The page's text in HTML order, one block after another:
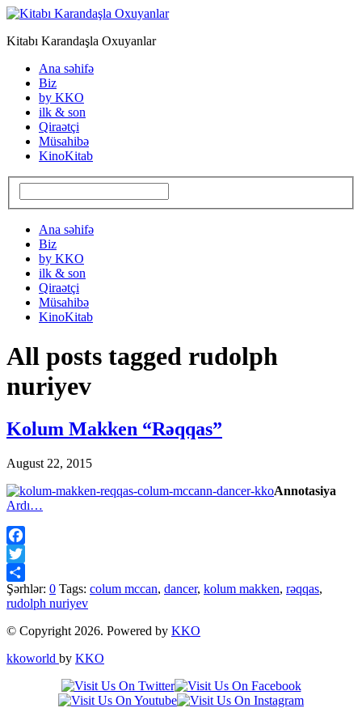
Kitabı Karandaşla Oxuyanlar
Ana səhifə
Biz
by KKO
ilk & son
Qiraətçi
Müsahibə
KinoKitab
Ana səhifə
Biz
by KKO
ilk & son
Qiraətçi
Müsahibə
KinoKitab
All posts tagged rudolph
nuriyev
Kolum Makken “Rəqqas”
August 22, 2015
Annotasiya
Ardı…
Facebook
Twitter
Share
Şərhlər: 0 Tags: colum mccan, dancer, kolum makken, rəqqas,
rudolph nuriyev
© Copyright 2026. Powered by KKO
kkoworld by KKO